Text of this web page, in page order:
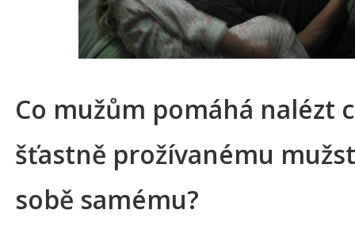
Co mužům pomáhá nalézt
šťastně prožívanému
sobě samému?